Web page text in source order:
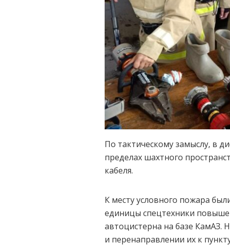
По тактическому замыслу, в
пределах шахтного
кабеля.
К месту условного пожара
единицы спецтехники
автоцистерна на базе КамАЗ.
и перенаправлении их к